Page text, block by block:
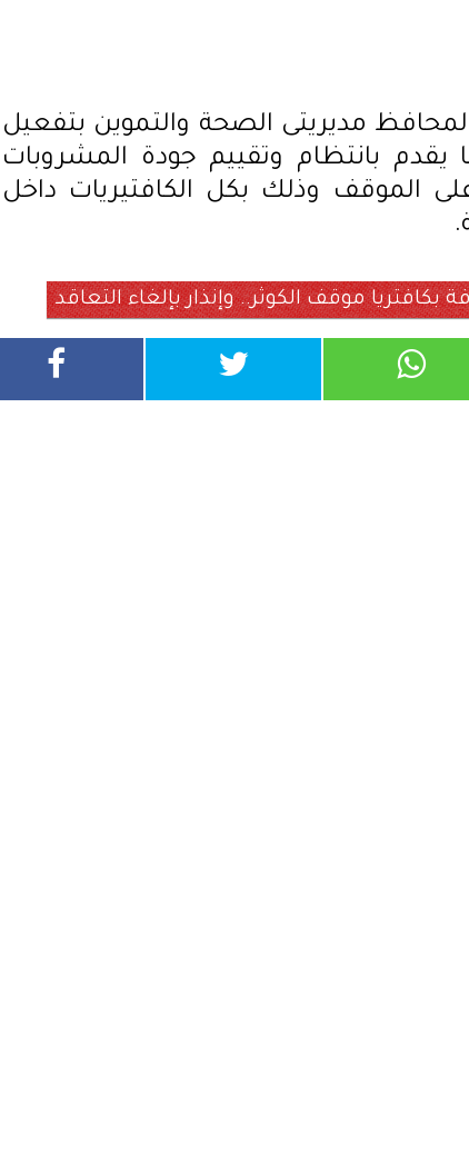
مديريتى الصحة والتموين بتفعيل
يقدم بانتظام وتقييم جودة المشروبات
الموقف وذلك بكل الكافتيريات داخل
موقف الكوثر.. وإنذار بإلغاء التعاقد